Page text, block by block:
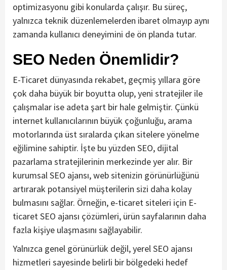
optimizasyonu gibi konularda çalışır. Bu süreç,
yalnızca teknik düzenlemelerden ibaret olmayıp aynı
zamanda kullanıcı deneyimini de ön planda tutar.
SEO Neden Önemlidir?
E-Ticaret dünyasında rekabet, geçmiş yıllara göre
çok daha büyük bir boyutta olup, yeni stratejiler ile
çalışmalar ise adeta şart bir hale gelmiştir. Çünkü
internet kullanıcılarının büyük çoğunluğu, arama
motorlarında üst sıralarda çıkan sitelere yönelme
eğilimine sahiptir. İşte bu yüzden SEO, dijital
pazarlama stratejilerinin merkezinde yer alır. Bir
kurumsal SEO ajansı, web sitenizin görünürlüğünü
artırarak potansiyel müşterilerin sizi daha kolay
bulmasını sağlar. Örneğin, e-ticaret siteleri için E-
ticaret SEO ajansı çözümleri, ürün sayfalarının daha
fazla kişiye ulaşmasını sağlayabilir.
Yalnızca genel görünürlük değil, yerel SEO ajansı
hizmetleri sayesinde belirli bir bölgedeki hedef